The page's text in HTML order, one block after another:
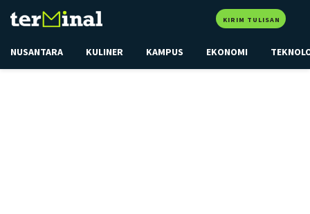
KIRIM TULISAN
NUSANTARA KULINER KAMPUS EKONOMI